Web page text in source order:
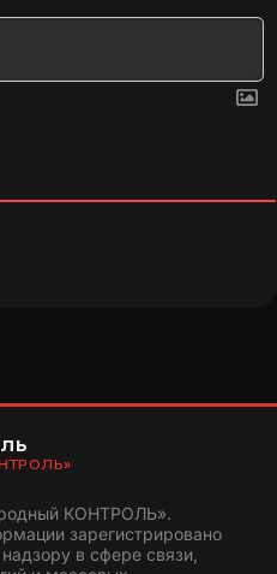
КОНТРОЛЬ».
зарегистрировано
в сфере связи,